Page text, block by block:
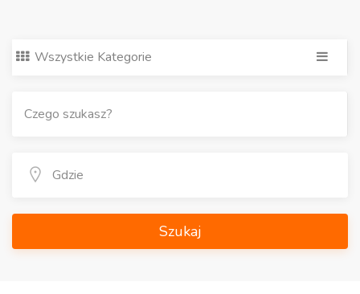
Wszystkie Kategorie
Szukaj